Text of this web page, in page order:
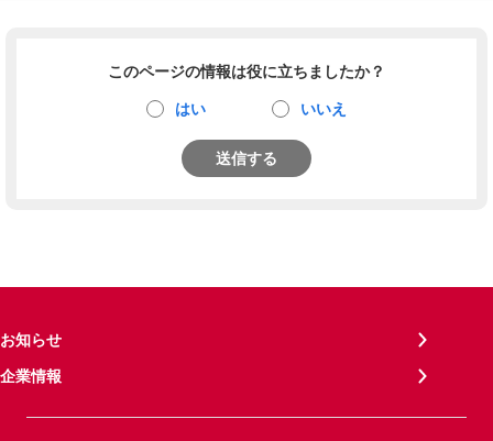
このページの情報は役に立ちましたか？
はい いいえ
送信する
お知らせ
企業情報